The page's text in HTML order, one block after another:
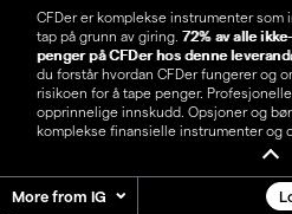
CFDer er komplekse instrumenter
tap på grunn av giring. 72% av alle
penger på CFDer hos denne
du forstår hvordan CFDer fungerer og
risikoen for å tape penger.
opprinnelige innskudd. Opsjoner og
komplekse finansielle instrumenter og
More from IG